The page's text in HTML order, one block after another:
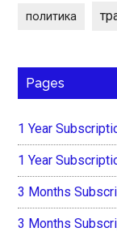
политика
Pages
1 Year
1 Year
3 Months
3 Months